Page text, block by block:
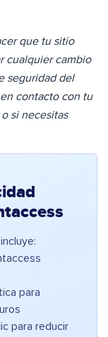
que tu sitio
cualquier cambio
seguridad del
contacto con tu
si necesitas
para
para reducir